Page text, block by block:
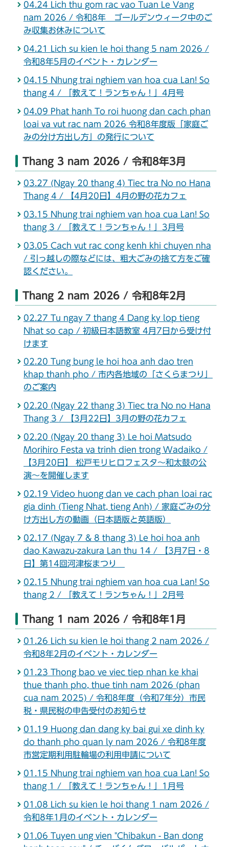
04.24 Lich thu gom rac vao Tuan Le Vang
nam 2026 / 令和8年 ゴールデンウィーク中のご
み収集お休みについて
04.21 Lich su kien le hoi thang 5 nam 2026 /
令和8年5月のイベント・カレンダー
04.15 Nhung trai nghiem van hoa cua Lan! So
thang 4 / 「教えて！ランちゃん！」4月号
04.09 Phat hanh To roi huong dan cach phan
loai va vut rac nam 2026 令和8年度版「家庭ご
みの分け方出し方」の発行について
Thang 3 nam 2026 / 令和8年3月
03.27 (Ngay 20 thang 4) Tiec tra No no Hana
Thang 4 / 【4月20日】4月の野の花カフェ
03.15 Nhung trai nghiem van hoa cua Lan! So
thang 3 / 「教えて！ランちゃん！」3月号
03.05 Cach vut rac cong kenh khi chuyen nha
/ 引っ越しの際などには、粗大ごみの捨て方をご確
認ください。
Thang 2 nam 2026 / 令和8年2月
02.27 Tu ngay 7 thang 4 Dang ky lop tieng
Nhat so cap / 初級日本語教室 4月7日から受け付
けます
02.20 Tung bung le hoi hoa anh dao tren
khap thanh pho / 市内各地域の「さくらまつり」
のご案内
02.20 (Ngay 22 thang 3) Tiec tra No no Hana
Thang 3 / 【3月22日】3月の野の花カフェ
02.20 (Ngay 20 thang 3) Le hoi Matsudo
Morihiro Festa va trinh dien trong Wadaiko /
【3月20日】 松戸モリヒロフェスタ～和太鼓の公
演～を開催します
02.19 Video huong dan ve cach phan loai rac
gia dinh (Tieng Nhat, tieng Anh) / 家庭ごみの分
け方出し方の動画（日本語版と英語版）
02.17 (Ngay 7 & 8 thang 3) Le hoi hoa anh
dao Kawazu-zakura Lan thu 14 / 【3月7日・8
日】第14回河津桜まつり
02.15 Nhung trai nghiem van hoa cua Lan! So
thang 2 / 「教えて！ランちゃん！」2月号
Thang 1 nam 2026 / 令和8年1月
01.26 Lich su kien le hoi thang 2 nam 2026 /
令和8年2月のイベント・カレンダー
01.23 Thong bao ve viec tiep nhan ke khai
thue thanh pho, thue tinh nam 2026 (phan
cua nam 2025) / 令和8年度（令和7年分）市民
税・県民税の申告受付のお知らせ
01.19 Huong dan dang ky bai gui xe dinh ky
do thanh pho quan ly nam 2026 / 令和8年度
市営定期利用駐輪場の利用申請について
01.15 Nhung trai nghiem van hoa cua Lan! So
thang 1 / 「教えて！ランちゃん！」1月号
01.08 Lich su kien le hoi thang 1 nam 2026 /
令和8年1月のイベント・カレンダー
01.06 Tuyen ung vien "Chibakun - Ban dong